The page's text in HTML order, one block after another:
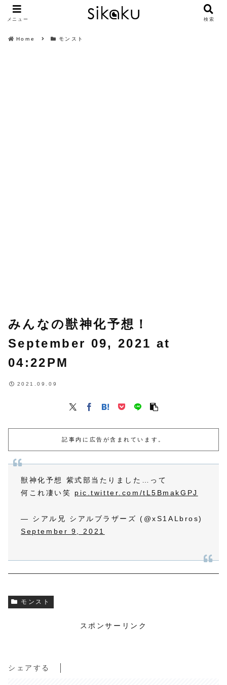
Home モンスト
みんなの獣神化予想！
September 09, 2021 at
04:22PM
2021.09.09
記事内に広告が含まれています。
獣神化予想 紫式部当たりました…って
何これ凄い笑 pic.twitter.com/tL5BmakGPJ
— シアル兄 シアルブラザーズ (@xS1ALbros)
September 9, 2021
モンスト
スポンサーリンク
シェアする
メニュー 検索